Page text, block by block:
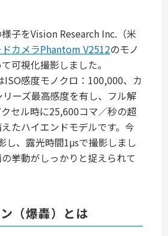
子をVision Research Inc.（米
カメラPhantom V2512のモノ
可視化撮影しました。
感度モノクロ：100,000、カ
ーズ最高感度を有し、フル解
セル時に25,600コマ／秒の超
たハイエンドモデルです。今
し、露光時間1μsで撮影しまし
挙動がしっかりと捉えられて
（爆轟）とは